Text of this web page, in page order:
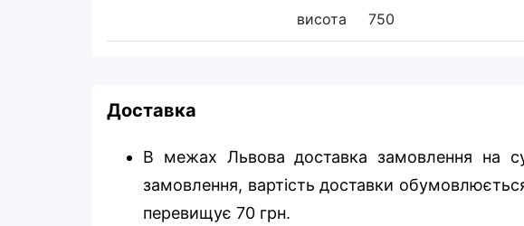
висота 750
Доставка
В межах Львова доставка замовлення на
замовлення, вартість доставки
перевищує 70 грн.